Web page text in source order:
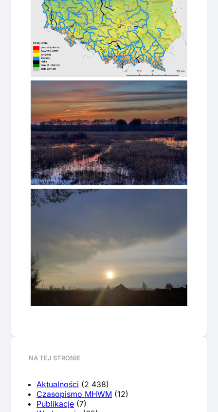
NA TEJ STRONIE
Aktualności (2 438)
Czasopismo MHWM (12)
Publikacje (7)